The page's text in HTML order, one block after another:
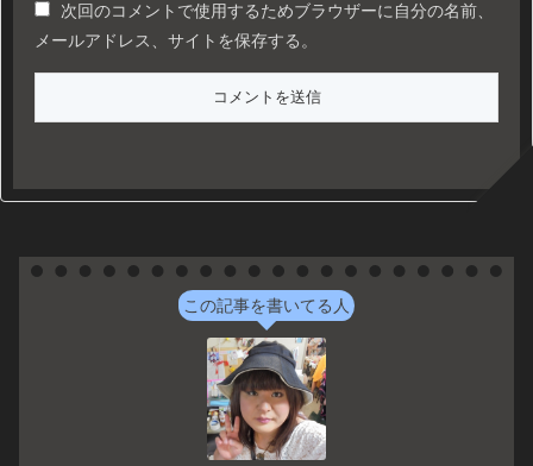
次回のコメントで使用するためブラウザーに自分の名前、
メールアドレス、サイトを保存する。
この記事を書いてる人